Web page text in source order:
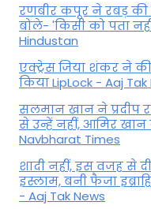
रणबीर कपूर ने रबड़ की
बोले- 'किसी को पता
Hindustan
एक्ट्रेस जिया शंकर ने
किया LipLock - Aaj Tak
सलमान खान ने प्रदीप
से उन्हें नहीं, आमिर
Navbharat Times
शादी नहीं, इस वजह से
इस्लाम, बनी फैजा
- Aaj Tak News